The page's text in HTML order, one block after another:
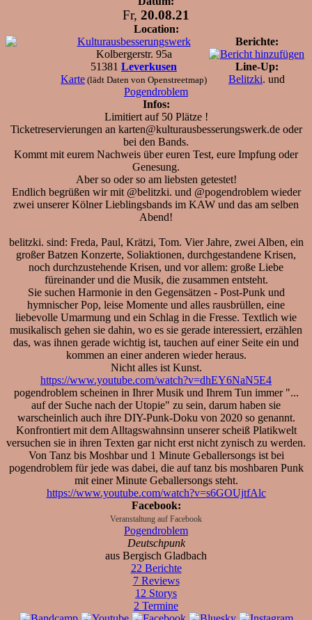
Fr, 20.08.21
Location:
Kulturausbesserungswerk
Kolbergerstr. 95a
51381 Leverkusen
Karte (lädt Daten von Openstreetmap)
Berichte:
Line-Up:
Belitzki. und
Pogendroblem
Infos:
Limitiert auf 50 Plätze !
Ticketreservierungen an karten@kulturausbesserungswerk.de oder
bei den Bands.
Kommt mit eurem Nachweis über euren Test, eure Impfung oder
Genesung.
Aber so oder so am liebsten getestet!
Endlich begrüßen wir mit @belitzki. und @pogendroblem wieder
zwei unserer Kölner Lieblingsbands im KAW und das am selben
Abend!
belitzki. sind: Freda, Paul, Krätzi, Tom. Vier Jahre, zwei Alben, ein
großer Batzen Konzerte, Soliaktionen, durchgestandene Krisen,
noch durchzustehende Krisen, und vor allem: große Liebe
füreinander und die Musik, die zusammen entsteht.
Sie suchen Harmonie in den Gegensätzen - Post-Punk und
hymnischer Pop, leise Momente und alles rausbrüllen, eine
liebevolle Umarmung und ein Schlag in die Fresse. Textlich wie
musikalisch gehen sie dahin, wo es sie gerade interessiert, erzählen
das, was ihnen gerade wichtig ist, tauchen auf einer Seite ein und
kommen an einer anderen wieder heraus.
Nicht alles ist Kunst.
https://www.youtube.com/watch?v=dhEY6NaN5E4
pogendroblem scheinen in Ihrer Musik und Ihrem Tun immer "...
auf der Suche nach der Utopie" zu sein, darum haben sie
warscheinlich auch ihre DIY-Punk-Doku von 2020 so genannt.
Konfrontiert mit dem Alltagswahnsinn unserer scheiß Platikwelt
versuchen sie in ihren Texten gar nicht erst nicht zynisch zu werden.
Von Tanz bis Moshbar und 1 Minute Geballersongs ist bei
pogendroblem für jede was dabei, die auf tanz bis moshbaren Punk
mit einer Minute Geballersongs steht.
https://www.youtube.com/watch?v=s6GOUjtfAlc
Facebook:
Veranstaltung auf Facebook
Pogendroblem
Deutschpunk
aus Bergisch Gladbach
22 Berichte
7 Reviews
12 Storys
2 Termine